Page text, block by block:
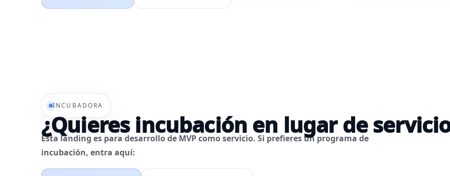
INCUBADORA
¿Quieres incubación en lugar de
Esta landing es para desarrollo de MVP como servicio. Si prefieres un programa de
incubación, entra aquí: